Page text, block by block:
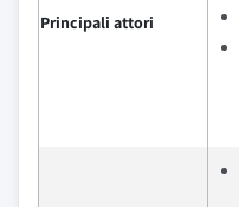
Principali attori